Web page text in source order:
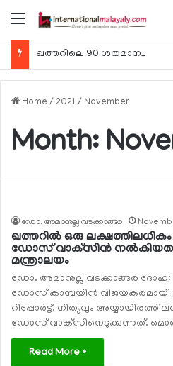
Menu
Home / 2021 / November
Month:
ഡോ. അമാനുല്ല വടക്കാങ്ങര
ഖത്തറില്‍ ഒരു
ഡോസ് വാക്‌സിന്‍
മന്ത്രാലയം
ഡോ. അമാനുല്ല വടക്കാങ്ങര
ഡോസ് കാമ്പയിന്‍ വിജയകരമായി
റിപ്പോര്‍ട്ട്. നിത്യവും
ഡോസ് വാക്‌സിനെടുക്കുന്നത്.
Read More »